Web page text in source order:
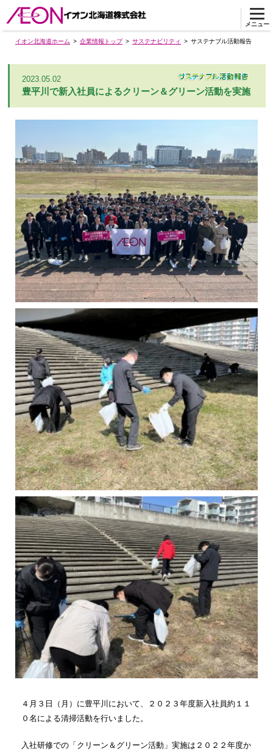
メニュー
イオン北海道ホーム 企業情報トップ サステナビリティ サステナブル活動報告
2023.05.02
豊平川で新入社員によるクリーン＆グリーン活動を実施
４月３日（月）に豊平川において、２０２３年度新入社員約１１
０名による清掃活動を行いました。
入社研修での「クリーン＆グリーン活動」実施は２０２２年度か